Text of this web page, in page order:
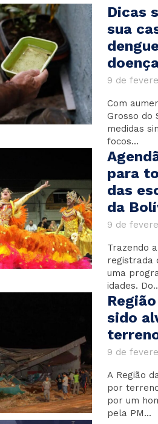
Dicas
sua
9 de
Com
Grosso do
medidas
focos...
para
das
da
9 de
Trazendo
registrada
uma
idades.
sido
9 de
A Região
por
por um
pela PM...